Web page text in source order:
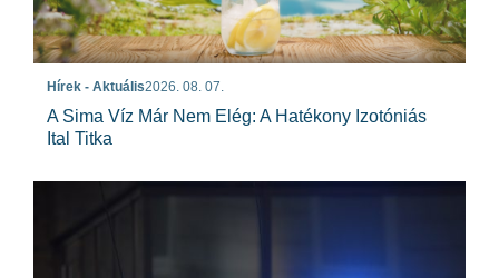
Hírek - Aktuális2026. 08. 07.
A Sima Víz Már Nem Elég: A Hatékony Izotóniás
Ital Titka